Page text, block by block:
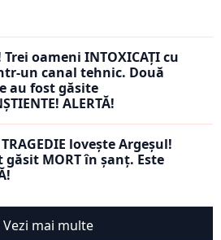
Trei oameni INTOXICAȚI cu
un canal tehnic. Două
au fost găsite
ALERTĂ!
lovește Argeșul!
găsit MORT în șanț. Este
Vezi mai multe